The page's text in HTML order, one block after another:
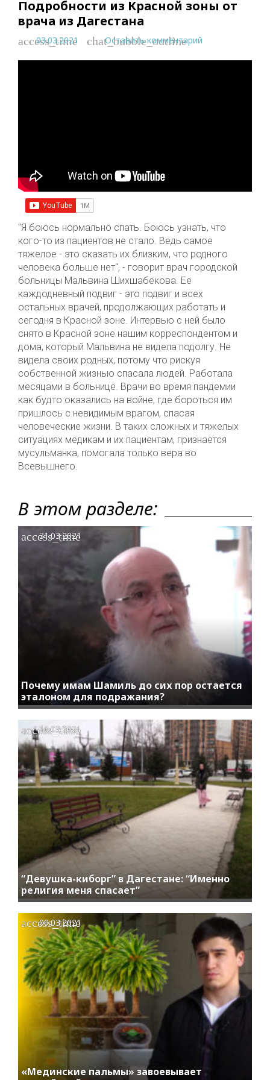
Подробности из Красной зоны от
врача из Дагестана
access_time
03.03.2021 chat_bubble_outline
Оставить комментарий
"Я боюсь нормально спать. Боюсь узнать, что
кого-то из пациентов не стало. Ведь самое
тяжелое - это сказать их близким, что родного
человека больше нет", - говорит врач городской
больницы Мальвина Шихшабекова. Ее
каждодневный подвиг - это подвиг и всех
остальных врачей, продолжающих работать и
сегодня в Красной зоне. Интервью с ней было
снято в Красной зоне нашим корреспондентом и
дома, который Мальвина не видела подолгу. Не
видела своих родных, потому что рискуя
собственной жизнью спасала людей. Работала
месяцами в больнице. Врачи во время пандемии
как будто оказались на войне, где бороться им
пришлось с невидимым врагом, спасая
человеческие жизни. В таких сложных и тяжелых
ситуациях медикам и их пациентам, признается
мусульманка, помогала только вера во
Всевышнего.
В этом разделе:
Почему имам Шамиль до сих пор остается
эталоном для подражания?
access_time
31.03.2021
“Девушка-киборг” в Дагестане: “Именно
религия меня спасает”
access_time
16.03.2021
«Мединские пальмы» завоевывает
access_time
09.03.2021